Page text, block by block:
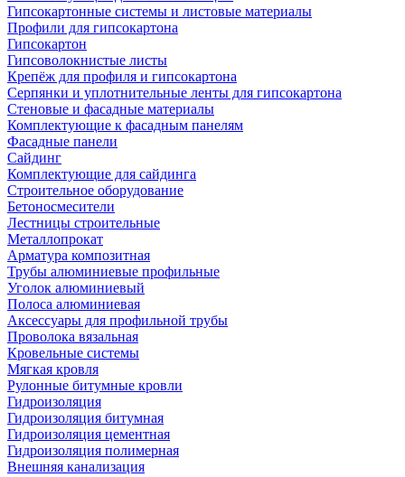
Гипсокартонные системы и листовые материалы
Профили для гипсокартона
Гипсокартон
Гипсоволокнистые листы
Крепёж для профиля и гипсокартона
Серпянки и уплотнительные ленты для гипсокартона
Стеновые и фасадные материалы
Комплектующие к фасадным панелям
Фасадные панели
Сайдинг
Комплектующие для сайдинга
Строительное оборудование
Бетоносмесители
Лестницы строительные
Металлопрокат
Арматура композитная
Трубы алюминиевые профильные
Уголок алюминиевый
Полоса алюминиевая
Аксессуары для профильной трубы
Проволока вязальная
Кровельные системы
Мягкая кровля
Рулонные битумные кровли
Гидроизоляция
Гидроизоляция битумная
Гидроизоляция цементная
Гидроизоляция полимерная
Внешняя канализация